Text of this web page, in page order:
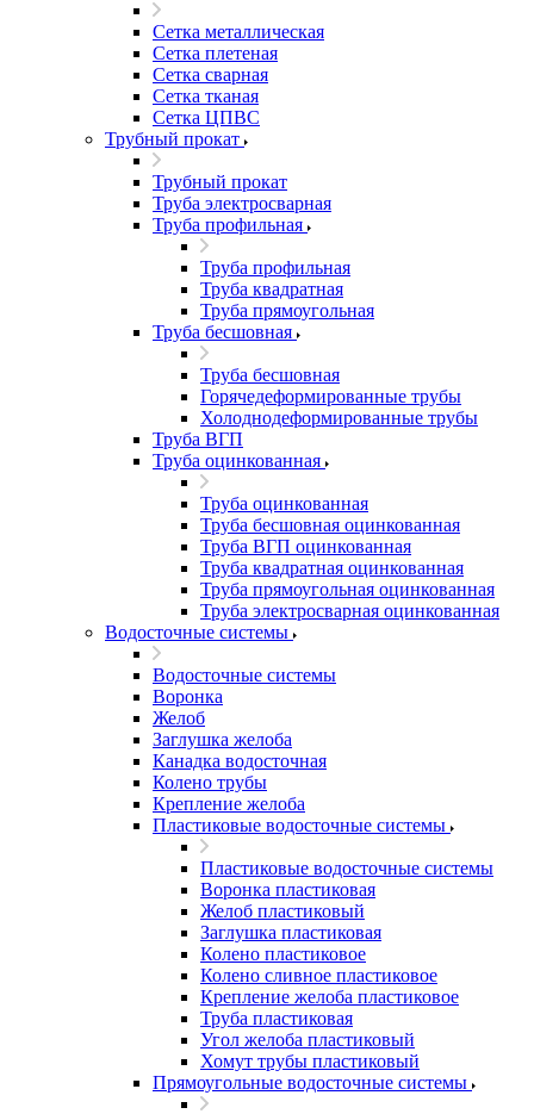
Сетка металлическая
Сетка плетеная
Сетка сварная
Сетка тканая
Сетка ЦПВС
Трубный прокат
Трубный прокат
Труба электросварная
Труба профильная
Труба профильная
Труба квадратная
Труба прямоугольная
Труба бесшовная
Труба бесшовная
Горячедеформированные трубы
Холоднодеформированные трубы
Труба ВГП
Труба оцинкованная
Труба оцинкованная
Труба бесшовная оцинкованная
Труба ВГП оцинкованная
Труба квадратная оцинкованная
Труба прямоугольная оцинкованная
Труба электросварная оцинкованная
Водосточные системы
Водосточные системы
Воронка
Желоб
Заглушка желоба
Канадка водосточная
Колено трубы
Крепление желоба
Пластиковые водосточные системы
Пластиковые водосточные системы
Воронка пластиковая
Желоб пластиковый
Заглушка пластиковая
Колено пластиковое
Колено сливное пластиковое
Крепление желоба пластиковое
Труба пластиковая
Угол желоба пластиковый
Хомут трубы пластиковый
Прямоугольные водосточные системы